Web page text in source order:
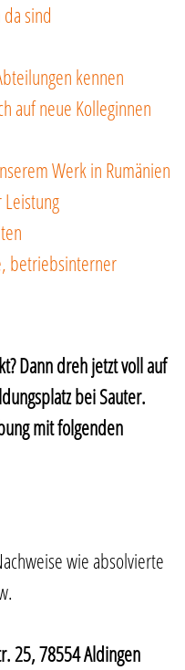
sind
kennen
auf neue Kolleginnen
Werk in Rumänien
betriebsinterner
Dann dreh jetzt voll auf
bei Sauter.
mit folgenden
wie absolvierte
25, 78554 Aldingen